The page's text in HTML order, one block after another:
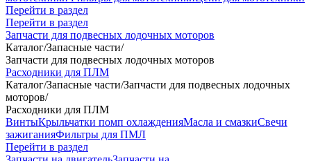
Перейти в раздел
Перейти в раздел
Запчасти для подвесных лодочных моторов
Каталог/Запасные части/
Запчасти для подвесных лодочных моторов
Расходники для ПЛМ
Каталог/Запасные части/Запчасти для подвесных лодочных
моторов/
Расходники для ПЛМ
ВинтыКрыльчатки помп охлажденияМасла и смазкиСвечи
зажиганияФильтры для ПМЛ
Перейти в раздел